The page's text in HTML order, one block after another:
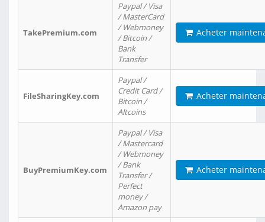
TakePremium.com
Paypal / Visa
/ MasterCard
/ Webmoney
/ Bitcoin /
Bank
Transfer
Acheter
FileSharingKey.com
Paypal /
Credit Card /
Bitcoin /
Altcoins
Acheter
BuyPremiumKey.com
Paypal / Visa
/ Mastercard
/ Webmoney
/ Bank
Transfer /
Perfect
money /
Amazon pay
Acheter